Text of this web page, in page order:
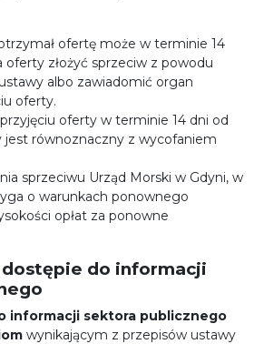
ofertę może w terminie 14
złożyć sprzeciw z powodu
albo zawiadomić organ
oferty.
oferty w terminie 14 dni od
równoznaczny z wycofaniem
sprzeciwu Urząd Morski w Gdyni, w
o warunkach ponownego
opłat za ponowne
do informacji
informacji sektora publicznego
wynikającym z przepisów ustawy